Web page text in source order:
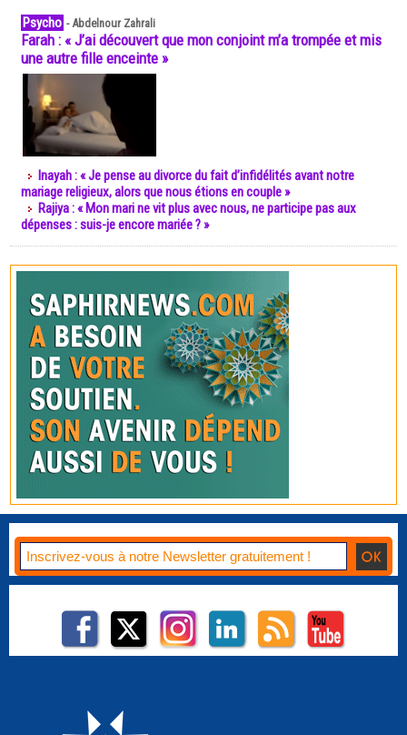
Psycho -Abdelnour Zahrali
Farah : « J’ai découvert que mon conjoint m’a trompée et mis
une autre fille enceinte »
Inayah : « Je pense au divorce du fait d’infidélités avant notre
mariage religieux, alors que nous étions en couple »
Rajiya : « Mon mari ne vit plus avec nous, ne participe pas aux
dépenses : suis-je encore mariée ? »